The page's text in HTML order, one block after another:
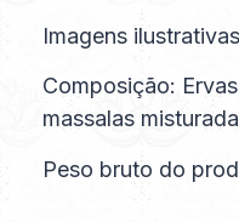
Imagens
Composição:
massalas
Peso bruto do